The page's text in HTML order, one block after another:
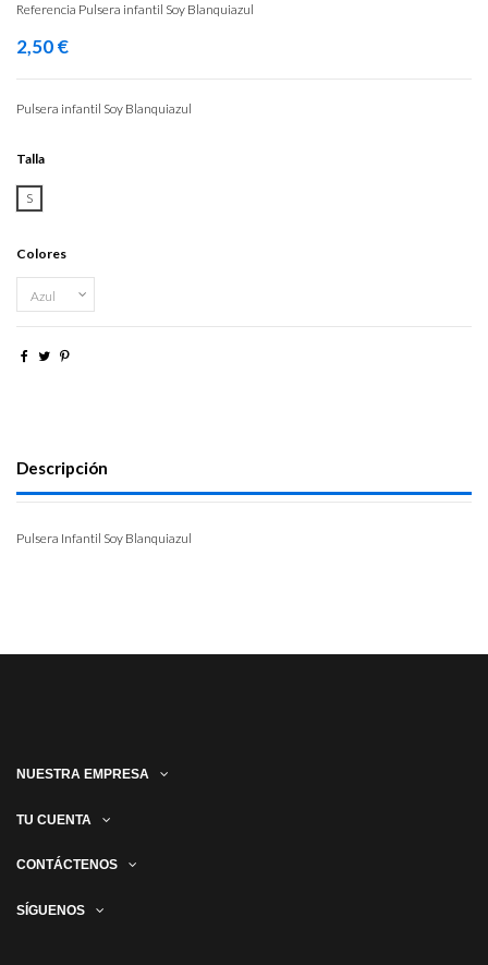
Referencia Pulsera infantil Soy Blanquiazul
2,50 €
Pulsera infantil Soy Blanquiazul
Talla
S
Colores
Descripción
Pulsera Infantil Soy Blanquiazul
NUESTRA EMPRESA
TU CUENTA
CONTÁCTENOS
SÍGUENOS